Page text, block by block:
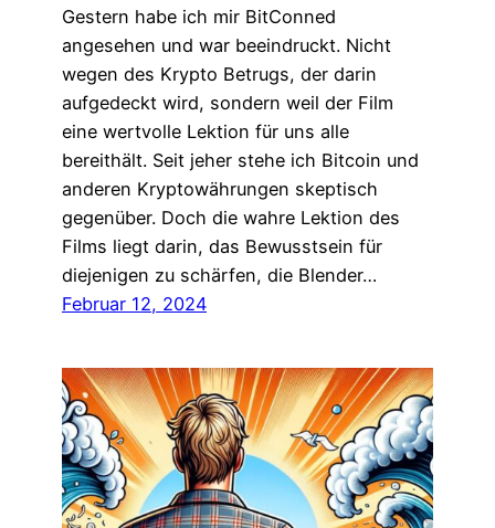
Gestern habe ich mir BitConned
angesehen und war beeindruckt. Nicht
wegen des Krypto Betrugs, der darin
aufgedeckt wird, sondern weil der Film
eine wertvolle Lektion für uns alle
bereithält. Seit jeher stehe ich Bitcoin und
anderen Kryptowährungen skeptisch
gegenüber. Doch die wahre Lektion des
Films liegt darin, das Bewusstsein für
diejenigen zu schärfen, die Blender…
Februar 12, 2024